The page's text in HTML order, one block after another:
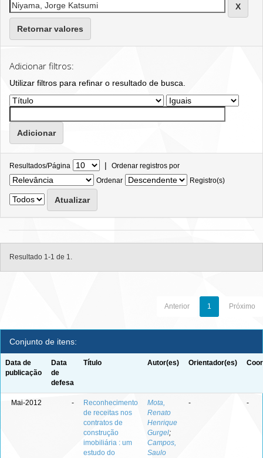
Retornar valores
Adicionar filtros:
Utilizar filtros para refinar o resultado de busca.
Resultados/Página | Ordenar registros por
Ordenar
Registro(s)
Resultado 1-1 de 1.
Anterior 1 Próximo
Conjunto de itens:
Data de
publicação
Data
de
defesa
Título Autor(es) Orientador(es)
Mai-2012 -
Reconhecimento
de receitas nos
contratos de
construção
imobiliária : um
estudo do
Mota,
Renato
Henrique
Gurgel;
Campos,
Saulo
- -